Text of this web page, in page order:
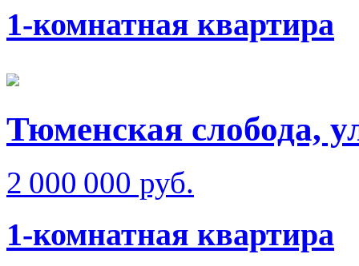
1-комнатная квартира
Тюменская слобода,
2 000 000 руб.
1-комнатная квартира